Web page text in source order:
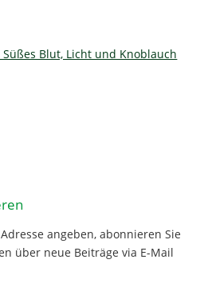
Blut, Licht und Knoblauch
angeben, abonnieren Sie
über neue Beiträge via E-Mail